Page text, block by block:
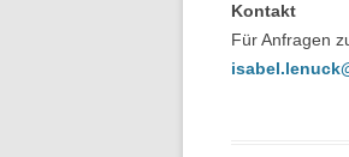
Kontakt
Für Anfragen